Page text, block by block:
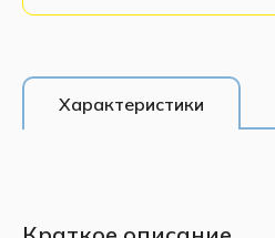
Характеристики